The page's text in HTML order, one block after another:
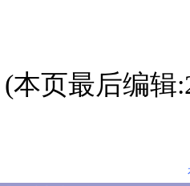
(本页最后编辑